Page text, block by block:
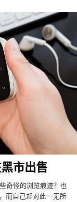
市出售
奇怪的浏览痕迹？也
而自己却对此一无所